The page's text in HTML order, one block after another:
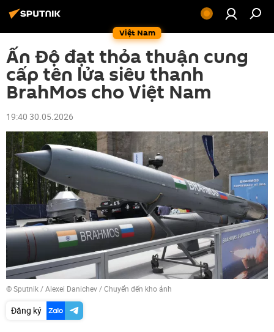
Việt Nam
Ấn Độ đạt thỏa thuận cung
cấp tên lửa siêu thanh
BrahMos cho Việt Nam
19:40 30.05.2026
© Sputnik / Alexei Danichev/Chuyển đến kho ảnh
Đăng ký